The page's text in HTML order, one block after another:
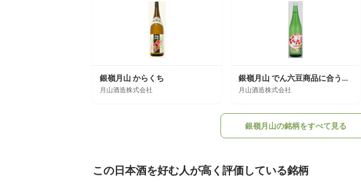
銀嶺月山 からくち
月山酒造株式会社
銀嶺月山 でん六豆商品に合う日本酒
月山酒造株式会社
銀嶺月山の銘柄をすべて見る
この日本酒を好む人が高く評価している銘柄